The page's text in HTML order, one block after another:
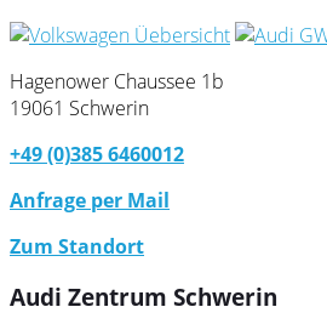
Hagenower Chaussee 1b
19061 Schwerin
+49 (0)385 6460012
Anfrage per Mail
Zum Standort
Audi Zentrum Schwerin